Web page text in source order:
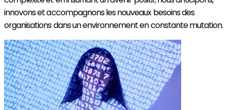
innovons et accompagnons les nouveaux besoins des
organisations dans un environnement en constante mutation.